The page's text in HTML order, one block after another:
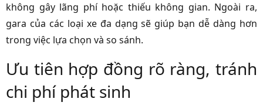
không gây lãng phí hoặc thiếu không gian. Ngoài ra,
gara của các loại xe đa dạng sẽ giúp bạn dễ dàng hơn
trong việc lựa chọn và so sánh.
Ưu tiên hợp đồng rõ ràng, tránh
chi phí phát sinh